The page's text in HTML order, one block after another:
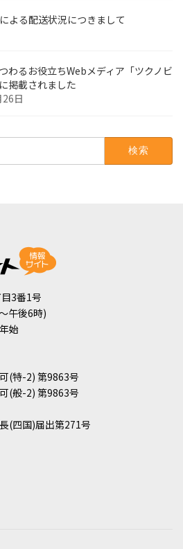
よる配送状況につきまして
わるお役立ちWebメディア「ツクノビ
掲載されました
日
3番1号
午後6時)
始
(特-2) 第9863号
(般-2) 第9863号
(四国)届出第271号